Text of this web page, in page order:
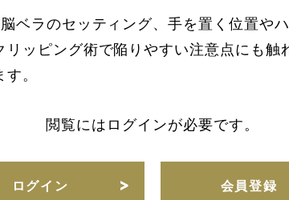
ベラのセッティング、手を置く位置や
ッピング術で陥りやすい注意点にも
。
閲覧にはログインが必要です。
ログイン 会員登録